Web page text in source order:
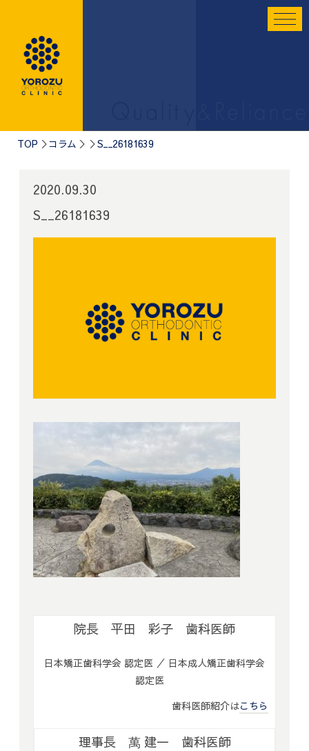
TOP コラム S__26181639
2020.09.30
S__26181639
院長 平田 彩子 歯科医師
日本矯正歯科学会 認定医 ／ 日本成人矯正歯科学会
認定医
歯科医師紹介はこちら
理事長 萬 建一 歯科医師